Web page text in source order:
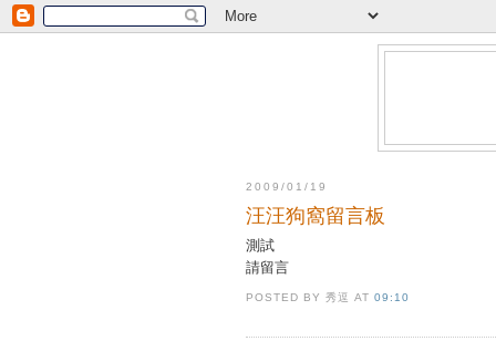
2009/01/19
汪汪狗窩留言板
測試
請留言
POSTED BY 秀逗AT09:10